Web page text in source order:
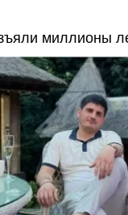
миллионы